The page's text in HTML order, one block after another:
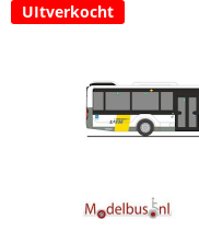
UItverkocht